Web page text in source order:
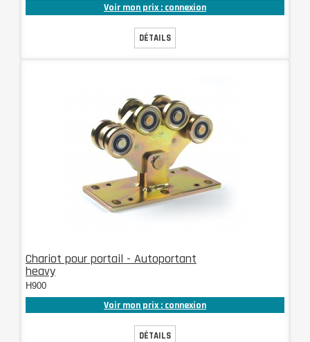
Voir mon prix : connexion
DÉTAILS
Chariot pour portail - Autoportant
heavy
H900
Voir mon prix : connexion
DÉTAILS